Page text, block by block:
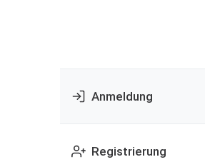
Anmeldung
Registrierung